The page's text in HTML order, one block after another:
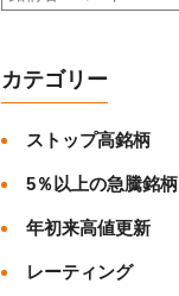
カテゴリー
ストップ高銘柄
5％以上の急騰銘柄
年初来高値更新
レーティング